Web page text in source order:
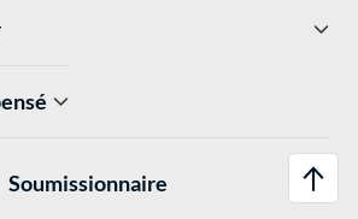
Soumissionnaire